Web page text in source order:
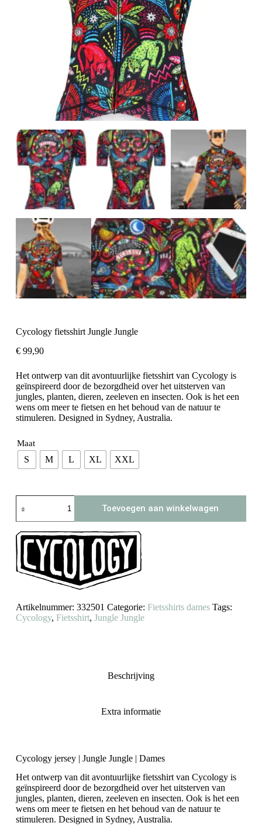
Cycology fietsshirt Jungle Jungle
€99,90
Het ontwerp van dit avontuurlijke fietsshirt van Cycology is
geïnspireerd door de bezorgdheid over het uitsterven van
jungles, planten, dieren, zeeleven en insecten. Ook is het een
wens om meer te fietsen en het behoud van de natuur te
stimuleren. Designed in Sydney, Australia.
Maat
S M L XL XXL
Cycology
fietsshirt
Jungle
Jungle
aantal
Toevoegen aan winkelwagen
Artikelnummer: 332501 Categorie: Fietsshirts dames Tags:
Cycology, Fietsshirt, Jungle Jungle
Beschrijving
Extra informatie
Cycology jersey | Jungle Jungle | Dames
Het ontwerp van dit avontuurlijke fietsshirt van Cycology is
geïnspireerd door de bezorgdheid over het uitsterven van
jungles, planten, dieren, zeeleven en insecten. Ook is het een
wens om meer te fietsen en het behoud van de natuur te
stimuleren. Designed in Sydney, Australia.